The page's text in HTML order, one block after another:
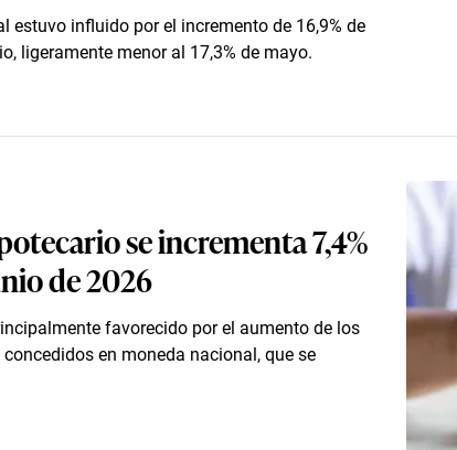
estuvo influido por el incremento de 16,9% de
ligeramente menor al 17,3% de mayo.
se incrementa 7,4%
de 2026
favorecido por el aumento de los
en moneda nacional, que se